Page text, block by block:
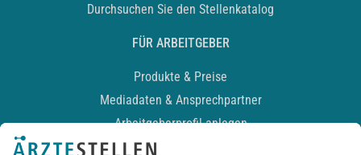
Durchsuchen Sie den Stellenkatalog
FÜR ARBEITGEBER
Produkte & Preise
Mediadaten & Ansprechpartner
Arbeitgeberprofil anlegen
Recruiting-Podcast